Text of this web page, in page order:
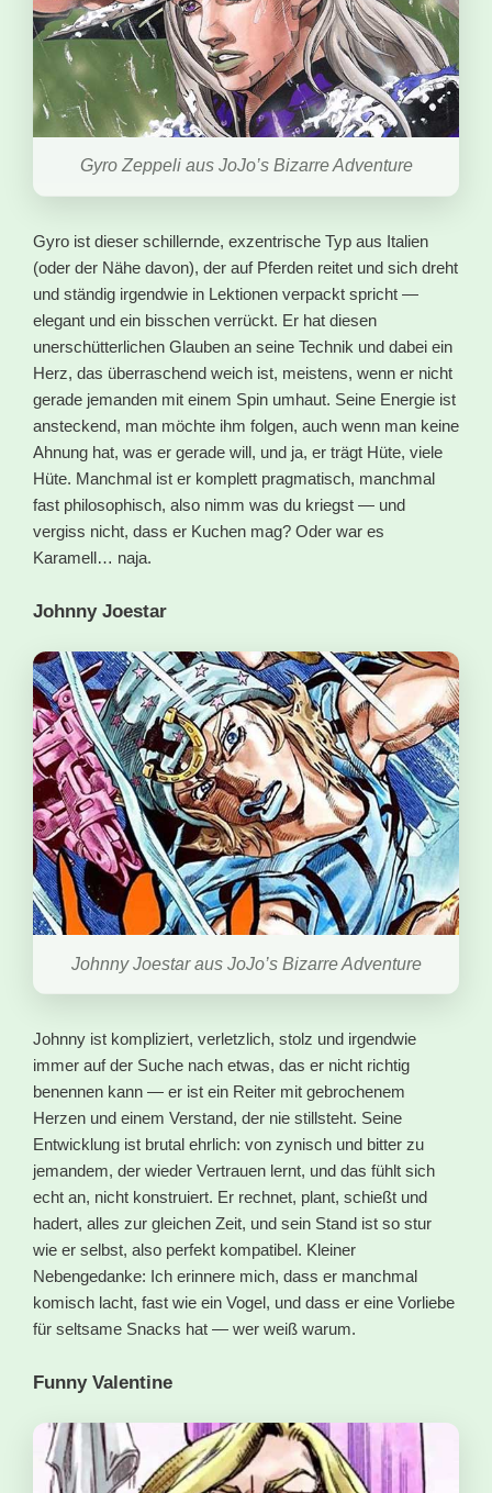
Gyro Zeppeli aus JoJo’s Bizarre Adventure
Gyro ist dieser schillernde, exzentrische Typ aus Italien
(oder der Nähe davon), der auf Pferden reitet und sich dreht
und ständig irgendwie in Lektionen verpackt spricht —
elegant und ein bisschen verrückt. Er hat diesen
unerschütterlichen Glauben an seine Technik und dabei ein
Herz, das überraschend weich ist, meistens, wenn er nicht
gerade jemanden mit einem Spin umhaut. Seine Energie ist
ansteckend, man möchte ihm folgen, auch wenn man keine
Ahnung hat, was er gerade will, und ja, er trägt Hüte, viele
Hüte. Manchmal ist er komplett pragmatisch, manchmal
fast philosophisch, also nimm was du kriegst — und
vergiss nicht, dass er Kuchen mag? Oder war es
Karamell… naja.
Johnny Joestar
Johnny Joestar aus JoJo’s Bizarre Adventure
Johnny ist kompliziert, verletzlich, stolz und irgendwie
immer auf der Suche nach etwas, das er nicht richtig
benennen kann — er ist ein Reiter mit gebrochenem
Herzen und einem Verstand, der nie stillsteht. Seine
Entwicklung ist brutal ehrlich: von zynisch und bitter zu
jemandem, der wieder Vertrauen lernt, und das fühlt sich
echt an, nicht konstruiert. Er rechnet, plant, schießt und
hadert, alles zur gleichen Zeit, und sein Stand ist so stur
wie er selbst, also perfekt kompatibel. Kleiner
Nebengedanke: Ich erinnere mich, dass er manchmal
komisch lacht, fast wie ein Vogel, und dass er eine Vorliebe
für seltsame Snacks hat — wer weiß warum.
Funny Valentine